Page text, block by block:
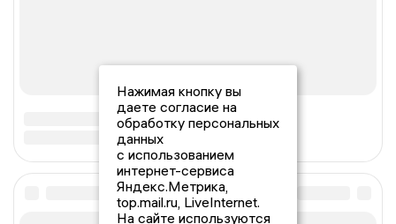
Нажимая кнопку вы
даете согласие на
обработку персональных
данных
с использованием
интернет-сервиса
Яндекс.Метрика,
top.mail.ru, LiveInternet.
На сайте используются